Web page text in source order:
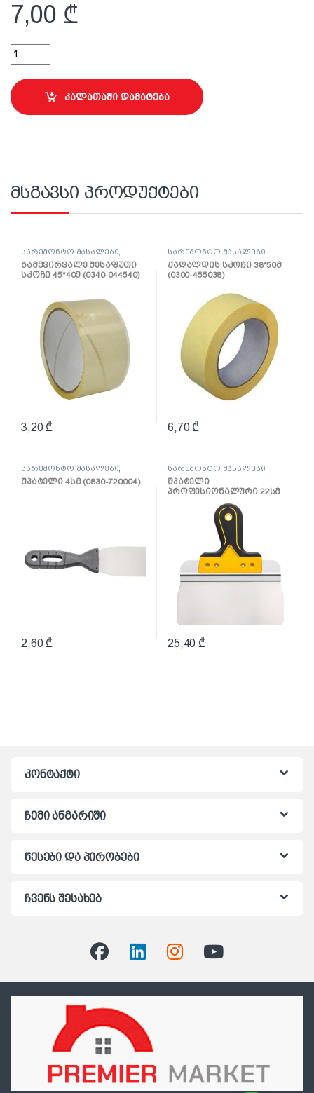
7,00 ₾
ნოხების სკოჩი #770, 50*10, (0310-701050) quantity
კალათაში დამატება
მსგავსი პროდუქტები
სარემონტო მასალები
ლენტი
გამჭვირვალე შესაფუთი
სკოჩი 45*40მ (0340-044540)
3,20 ₾
სარემონტო მასალები
ლენტი
ქაღალდის სკოჩი 38*50მ
(0300-455038)
6,70 ₾
სარემონტო მასალები
შპატელი, საპრიალებელი,
ქაფჩა
შპატელი 4სმ (0830-720004)
2,60 ₾
სარემონტო მასალები
შპატელი, საპრიალებელი,
ქაფჩა
შპატელი
პროფესიონალური 22სმ
(0820-662204)
25,40 ₾
კონტაქტი
ჩემი ანგარიში
წესები და პირობები
ჩვენს შესახებ